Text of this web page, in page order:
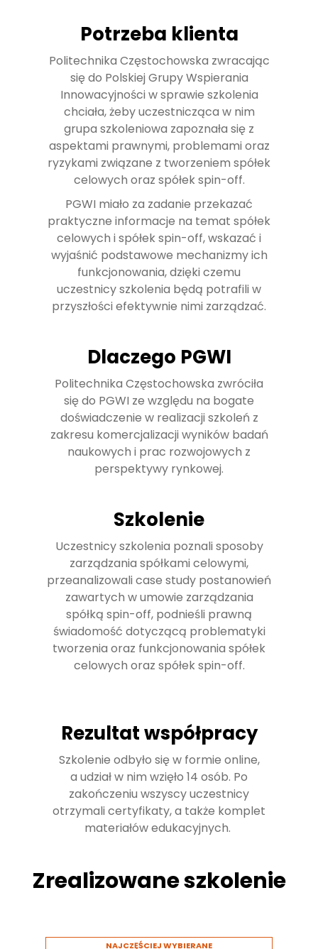
NAJCZĘŚCIEJ WYBIERANE
Zrealizowane szkolenie
Politechnika Częstochowska zwracając
się do Polskiej Grupy Wspierania
Innowacyjności w sprawie szkolenia
chciała, żeby uczestnicząca w nim
grupa szkoleniowa zapoznała się z
aspektami prawnymi, problemami oraz
ryzykami związane z tworzeniem spółek
celowych oraz spółek spin-off.
PGWI miało za zadanie przekazać
praktyczne informacje na temat spółek
celowych i spółek spin-off, wskazać i
wyjaśnić podstawowe mechanizmy ich
funkcjonowania, dzięki czemu
uczestnicy szkolenia będą potrafili w
przyszłości efektywnie nimi zarządzać.
Potrzeba klienta
Szkolenie odbyło się w formie online,
a udział w nim wzięło 14 osób. Po
zakończeniu wszyscy uczestnicy
otrzymali certyfikaty, a także komplet
materiałów edukacyjnych.
Rezultat współpracy
Uczestnicy szkolenia poznali sposoby
zarządzania spółkami celowymi,
przeanalizowali case study postanowień
zawartych w umowie zarządzania
spółką spin-off, podnieśli prawną
świadomość dotyczącą problematyki
tworzenia oraz funkcjonowania spółek
celowych oraz spółek spin-off.
Szkolenie
Politechnika Częstochowska zwróciła
się do PGWI ze względu na bogate
doświadczenie w realizacji szkoleń z
zakresu komercjalizacji wyników badań
naukowych i prac rozwojowych z
perspektywy rynkowej.
Dlaczego PGWI